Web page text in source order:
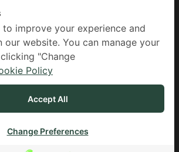
gwellnessth@gmail.com
FOLLOW US
Rights Reserved.
Terms & Conditions
ของเราซึ่งอาจรวมเข้ากับข้อมูลอื่น ๆ ที่คุณมอบให้
กการใช้บริการของพวกเขารายละเอียดเพิ่มเติม
ประสิทธิภาพในการทำงาน
มาย ฟังก์ชั่น
to improve your experience and
our website. You can manage your
"Change
Policy
Accept All
Change Preferences